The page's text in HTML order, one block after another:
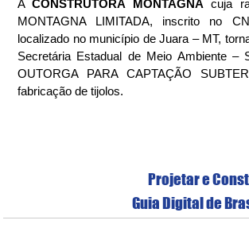
A CONSTRUTORA MONTAGNA cuja
MONTAGNA LIMITADA, inscrito no
localizado no município de Juara – MT,
Secretária Estadual de Meio Ambiente
OUTORGA PARA CAPTAÇÃO
fabricação de tijolos.
Projetar e
Guia Digital de